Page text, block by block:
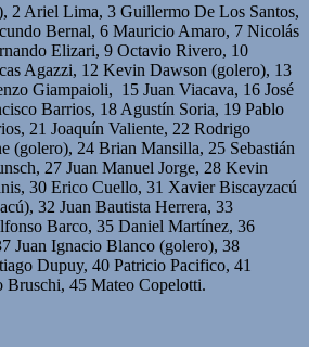
2 Ariel Lima, 3 Guillermo De Los Santos,
Bernal, 6 Mauricio Amaro, 7 Nicolás
Elizari, 9 Octavio Rivero, 10
Agazzi, 12 Kevin Dawson (golero), 13
Giampaioli, 15 Juan Viacava, 16 José
Barrios, 18 Agustín Soria, 19 Pablo
21 Joaquín Valiente, 22 Rodrigo
(golero), 24 Brian Mansilla, 25 Sebastián
27 Juan Manuel Jorge, 28 Kevin
30 Erico Cuello, 31 Xavier Biscayzacú
32 Juan Bautista Herrera, 33
Barco, 35 Daniel Martínez, 36
Juan Ignacio Blanco (golero), 38
Dupuy, 40 Patricio Pacifico, 41
Bruschi, 45 Mateo Copelotti.